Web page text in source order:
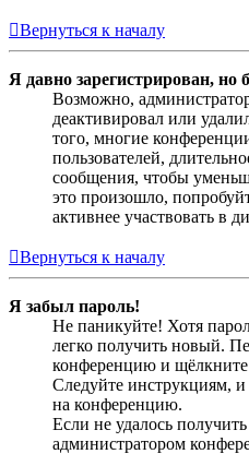
Вернуться к началу
Я давно зарегистрирован, но
Возможно,
деактивировал или
того, многие
пользователей,
сообщения, чтобы
это произошло,
активнее участвовать в
Вернуться к началу
Я забыл пароль!
Не паникуйте! Хотя
легко получить новый.
конференцию и
Следуйте инструкциям,
на конференцию.
Если не удалось
администратором